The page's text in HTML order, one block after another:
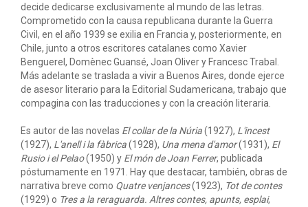
decide dedicarse exclusivamente al mundo de las letras.
Comprometido con la causa republicana durante la Guerra
Civil, en el año 1939 se exilia en Francia y, posteriormente, en
Chile, junto a otros escritores catalanes como Xavier
Benguerel, Domènec Guansé, Joan Oliver y Francesc Trabal.
Más adelante se traslada a vivir a Buenos Aires, donde ejerce
de asesor literario para la Editorial Sudamericana, trabajo que
compagina con las traducciones y con la creación literaria.
Es autor de las novelas El collar de la Núria(1927), L'incest
(1927), L'anell i la fàbrica(1928), Una mena d'amor(1931), El
Rusio i el Pelao(1950) y El món de Joan Ferrer, publicada
póstumamente en 1971. Hay que destacar, también, obras de
narrativa breve como Quatre venjances(1923), Tot de contes
(1929) o Tres a la reraguarda. Altres contes, apunts, esplai,